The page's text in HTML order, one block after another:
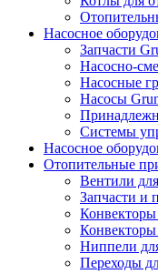
Насосное
Запчасти
Насосно-
Насосные
Насосы
Системы
Насосное
Отопительные
Вентили
Запчасти и
Ниппели
Переходы